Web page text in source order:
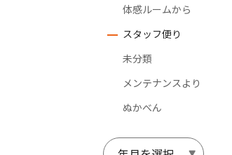
体感ルームから
スタッフ便り
未分類
メンテナンスより
ぬかべん